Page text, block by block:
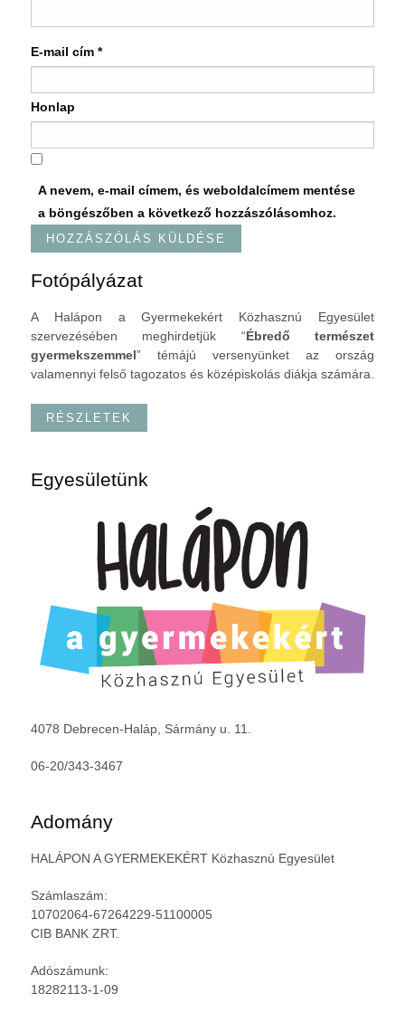
E-mail cím *
Honlap
A nevem, e-mail címem, és weboldalcímem mentése
a böngészőben a következő hozzászólásomhoz.
Fotópályázat
A Halápon a Gyermekekért Közhasznú Egyesület
szervezésében meghirdetjük “Ébredő természet
gyermekszemmel” témájú versenyünket az ország
valamennyi felső tagozatos és középiskolás diákja számára.
RÉSZLETEK
Egyesületünk
4078 Debrecen-Haláp, Sármány u. 11.
06-20/343-3467
Adomány
HALÁPON A GYERMEKEKÉRT Közhasznú Egyesület
Számlaszám:
10702064-67264229-51100005
CIB BANK ZRT.
Adószámunk:
18282113-1-09